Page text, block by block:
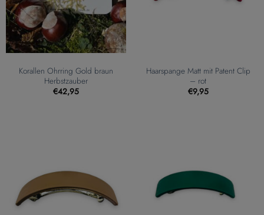
Korallen Ohrring Gold braun
Herbstzauber
€42,95
Haarspange Matt mit Patent Clip
– rot
€9,95